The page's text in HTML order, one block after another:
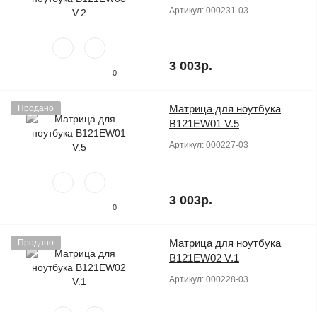
0
Артикул: 000231-03
3 003р.
Продано
0
Матрица для ноутбука
B121EW01 V.5
Артикул: 000227-03
3 003р.
Продано
Матрица для ноутбука
B121EW02 V.1
Артикул: 000228-03